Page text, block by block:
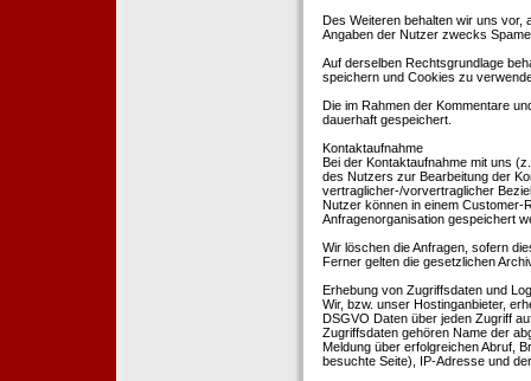
Des Weiteren behalten wir uns vor,
Angaben der Nutzer zwecks
Auf derselben Rechtsgrundlage
speichern und Cookies zu
Die im Rahmen der Kommentare
dauerhaft gespeichert.
Kontaktaufnahme
Bei der Kontaktaufnahme mit uns
des Nutzers zur Bearbeitung der
vertraglicher-/vorvertraglicher
Nutzer können in einem Customer-
Anfragenorganisation gespeichert
Wir löschen die Anfragen, sofern
Ferner gelten die gesetzlichen
Erhebung von Zugriffsdaten und
Wir, bzw. unser Hostinganbieter,
DSGVO Daten über jeden Zugriff
Zugriffsdaten gehören Name der
Meldung über erfolgreichen Abruf,
besuchte Seite), IP-Adresse und